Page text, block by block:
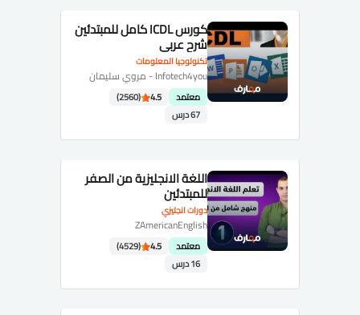
تكنولوجيا المعلومات
كورس ICDL كامل للمبتدئين
شرح عربي
Infotech4you - مروي سليمان
معتمد 4.5
(2560)
67 درس
دورات انجليزي
اللغة الانجليزية من الصفر
للمبتدئين
ZAmericanEnglish
معتمد 4.5
(4529)
16 درس